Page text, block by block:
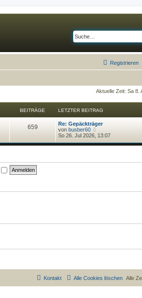
Registrieren
Aktuelle Zeit: Sa 8.
BEITRÄGE LETZTER BEITRAG
659
Re: Gepäckträger
von busber60
e
e
e
t
So 26. Jul 2026, 13:07
Alle
Alle Cookies löschen
Kontakt